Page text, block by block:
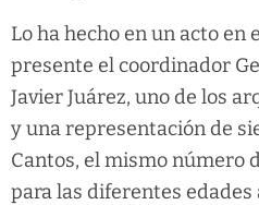
Lo ha hecho en un acto en
presente el coordinador
Javier Juárez, uno de los
y una representación de
Cantos, el mismo número
para las diferentes edades